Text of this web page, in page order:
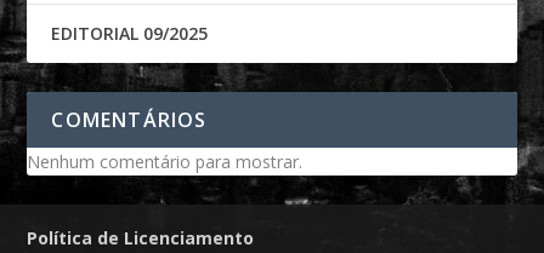
EDITORIAL 09/2025
COMENTÁRIOS
Nenhum comentário para mostrar.
Política de Licenciamento